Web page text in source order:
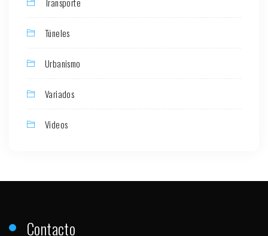
Túneles
Urbanismo
Variados
Videos
Contacto